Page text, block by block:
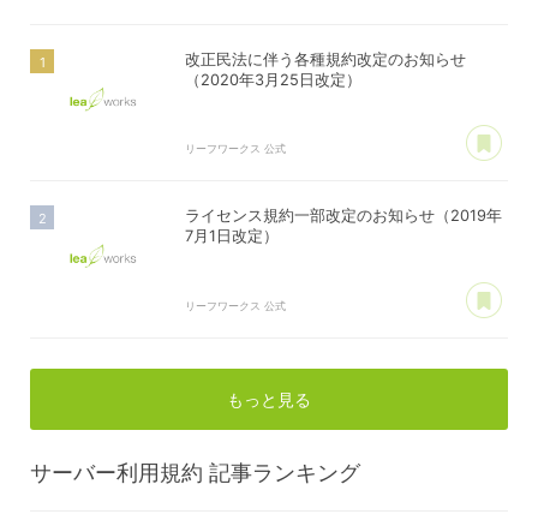
改正民法に伴う各種規約改定のお知らせ
（2020年3月25日改定）
リーフワークス 公式
ライセンス規約一部改定のお知らせ（2019年
7月1日改定）
リーフワークス 公式
もっと見る
サーバー利用規約 記事ランキング